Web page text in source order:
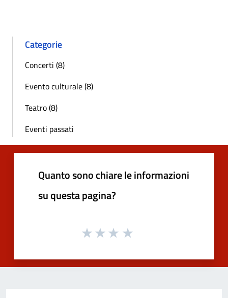
Categorie
Concerti (8)
Evento culturale (8)
Teatro (8)
Eventi passati
Quanto sono chiare le informazioni
su questa pagina?